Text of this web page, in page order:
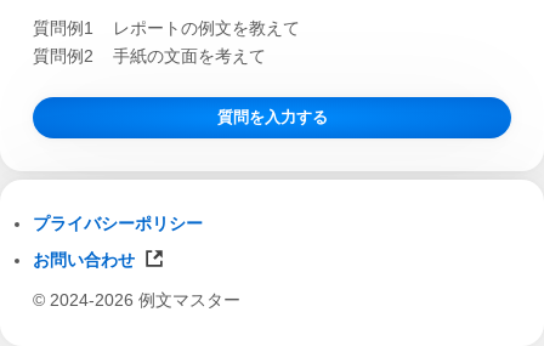
質問例1
レポートの例文を教えて
質問例2
手紙の文面を考えて
質問を入力する
プライバシーポリシー
お問い合わせ
© 2024-2026 例文マスター